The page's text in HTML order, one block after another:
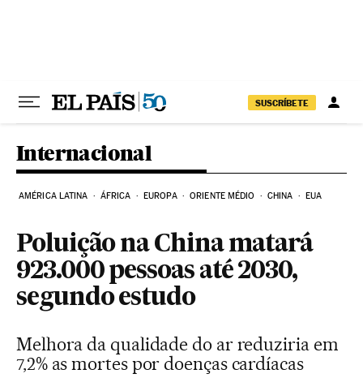
SUSCRÍBETE
Internacional
AMÉRICA LATINA ÁFRICA EUROPA ORIENTE MÉDIO CHINA EUA
Poluição na China matará
923.000 pessoas até 2030,
segundo estudo
Melhora da qualidade do ar reduziria em
7,2% as mortes por doenças cardíacas